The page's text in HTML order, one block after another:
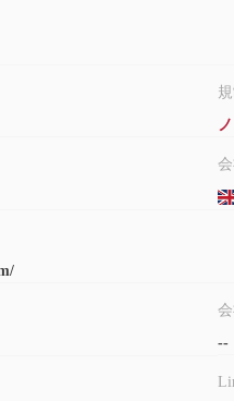
の取引には注意することが重
。金融当局による監視や規制が
作、口座詐欺、出金処理の拒否
ないブローカーに投資する前に
ーは、xcritical、metatrader4
取引スタイルに最適なプラット
レッジは最大です
、経
分のオプションを完全に理解す
--